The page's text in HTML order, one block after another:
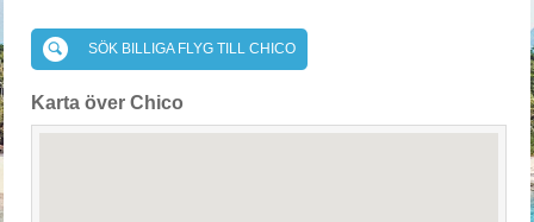
SÖK BILLIGA FLYG TILL CHICO
Karta över Chico